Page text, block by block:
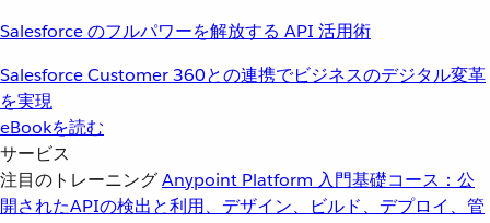
Salesforce のフルパワーを解放する API 活用術
Salesforce Customer 360との連携でビジネスのデジタル変革
を実現
eBookを読む
サービス
注目のトレーニングAnypoint Platform 入門基礎コース：公
開されたAPIの検出と利用、デザイン、ビルド、デプロイ、管